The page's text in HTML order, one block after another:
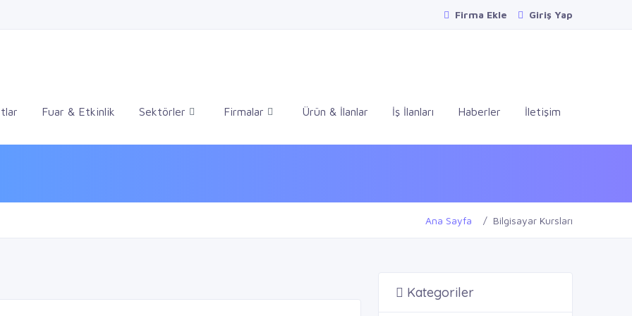
Firma Ekle Giriş Yap
Fuar & Etkinlik Sektörler Firmalar Ürün & İlanlar İş İlanları Haberler İletişim
Ana Sayfa Bilgisayar Kursları
Kategoriler